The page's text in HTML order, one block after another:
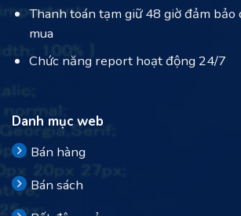
Thanh toán tạm giữ 48 giờ đảm bảo
mua
Chức năng report hoạt động 24/7
Danh mục web
Bán hàng
Bán sách